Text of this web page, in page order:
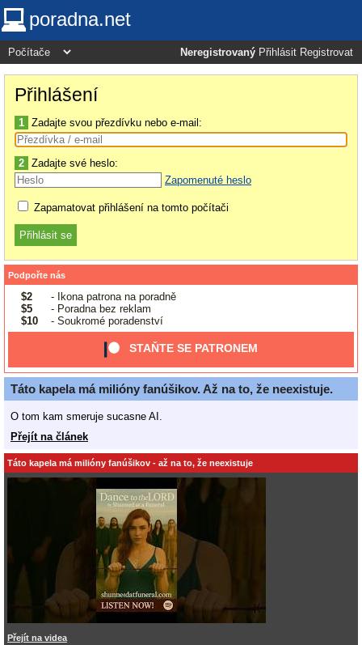
poradna.net
Neregistrovaný Přihlásit Registrovat
Přihlášení
1 Zadajte svou přezdívku nebo e-mail:
2 Zadajte své heslo:
Zapomenuté heslo
Zapamatovat přihlášení na tomto počítači
Podpořte nás
$2
- Ikona patrona na poradně
$5
- Poradna bez reklam
$10
- Soukromé poradenství
STAŇTE SE PATRONEM
Táto kapela má milióny fanúšikov. Až na to, že neexistuje.
O tom kam smeruje sucasne AI.
Přejít na článek
Táto kapela má milióny fanúšikov - až na to, že neexistuje
Přejít na videa